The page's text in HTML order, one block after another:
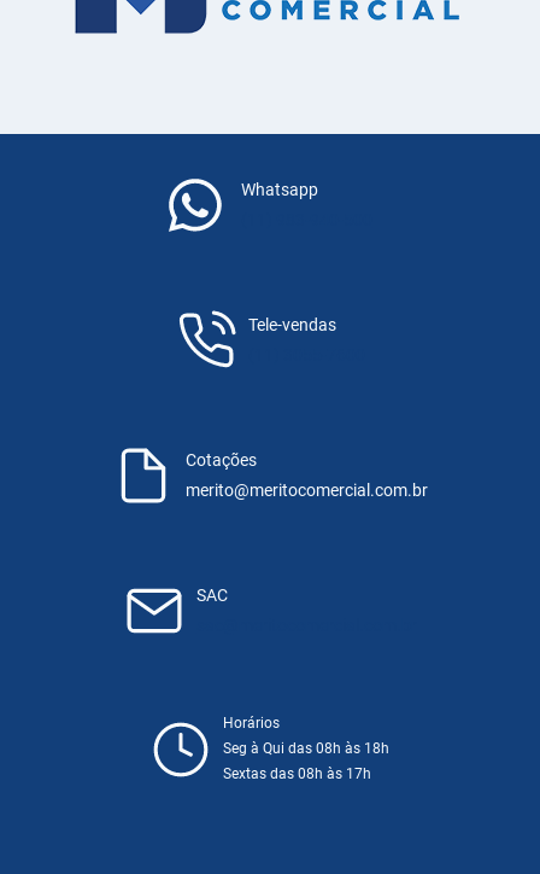
SABER!
Whatsapp
Tele-vendas
Cotações
merito@meritocomercial.com.br
SAC
Horários
Seg à Qui das 08h às 18h
Sextas das 08h às 17h